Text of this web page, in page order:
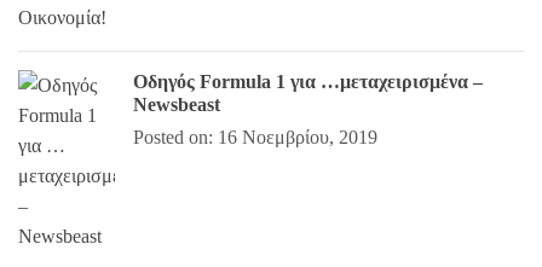
Οδηγός Formula 1 για …μεταχειρισμένα –
Newsbeast
Posted on: 16 Νοεμβρίου, 2019